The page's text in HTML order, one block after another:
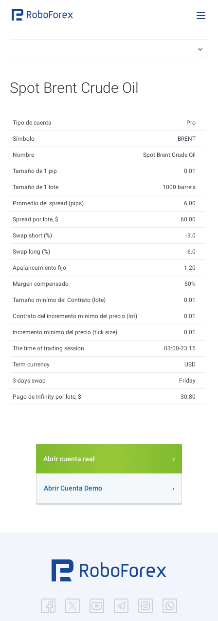
Spot Brent Crude Oil
Tipo de cuenta Pro
Símbolo BRENT
Nombre Spot Brent Crude Oil
Tamaño de 1 pip 0.01
Tamaño de 1 lote 1000 barrels
Promedio del spread (pips) 6.00
Spread por lote, $ 60.00
Swap short (%) -3.0
Swap long (%) -6.0
Apalancamiento fijo 1:20
Margen compensado 50%
Tamaño minímo del Contrato (lote) 0.01
Contrato del incremento minímo del precio (lot) 0.01
Incremento minímo del precio (tick size) 0.01
The time of trading session 03:00-23:15
Term currency USD
3-days swap Friday
Pago de Infinity por lote, $ 30.80
Abrir cuenta real
Abrir Cuenta Demo